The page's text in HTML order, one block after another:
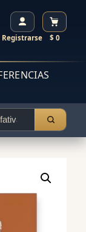
Registrarse $ 0